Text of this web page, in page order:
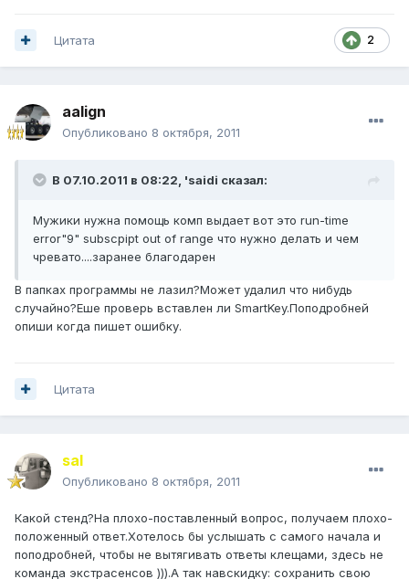
2
Цитата
aalign
Опубликовано 8 октября, 2011
В 07.10.2011 в 08:22, 'saidi сказал:
Мужики нужна помощь комп выдает вот это run-time
error"9" subscpipt out of range что нужно делать и чем
чревато....заранее благодарен
В папках программы не лазил?Может удалил что нибудь
случайно?Еше проверь вставлен ли SmartKey.Поподробней
опиши когда пишет ошибку.
Цитата
saI
Опубликовано 8 октября, 2011
Какой стенд?На плохо-поставленный вопрос, получаем плохо-
положенный ответ.Хотелось бы услышать с самого начала и
поподробней, чтобы не вытягивать ответы клещами, здесь не
команда экстрасенсов ))).А так навскидку: сохранить свою